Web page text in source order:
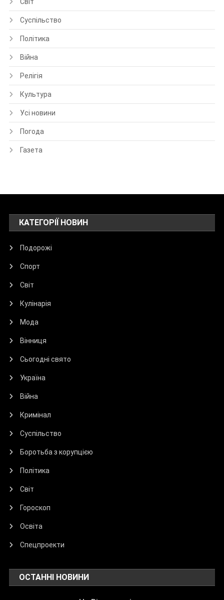
Суспільство
Політика
Війна
Релігія
Культура
Усі новини
Погода
Газета
КАТЕГОРІЇ НОВИН
Подорожі
Спорт
Світ
Кулінарія
Мода
Вінниця
Сьогодні свято
Україна
Війна
Кримінал
Суспільство
Боротьба з корупцією
Політика
Світ
Гороскоп
Освіта
Спецпроекти
ОСТАННІ НОВИНИ